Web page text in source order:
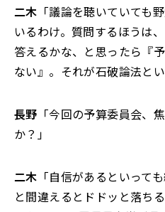
二木 「議論を聴いていても
いるわけ。質問するほうは
答えるかな、と思ったら『
ない』。それが石破論法とい
長野 「今回の予算委員会、
か？」
二木 「自信があるといって
と間違えるとドドッと落ち